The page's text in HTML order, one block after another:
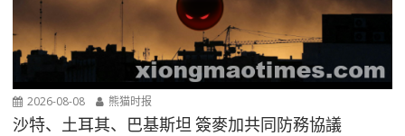
2026-08-08 熊猫时报
沙特、土耳其、巴基斯坦 簽麥加共同防務協議